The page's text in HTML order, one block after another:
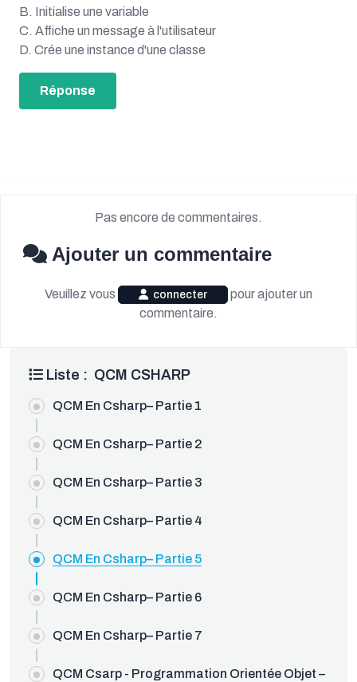
B. Initialise une variable
C. Affiche un message à l'utilisateur
D. Crée une instance d'une classe
Réponse
Pas encore de commentaires.
Ajouter un commentaire
Veuillez vous connecter
pour ajouter un
commentaire.
OUDEV.NET
Liste : QCM CSHARP
QCM En Csharp– Partie 1
QCM En Csharp– Partie 2
QCM En Csharp– Partie 3
QCM En Csharp– Partie 4
QCM En Csharp– Partie 5
QCM En Csharp– Partie 6
QCM En Csharp– Partie 7
QCM Csarp - Programmation Orientée Objet –